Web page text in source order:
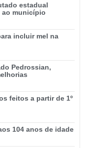
estadual
ao município
incluir mel na
Pedrossian,
feitos a partir de 1º
104 anos de idade